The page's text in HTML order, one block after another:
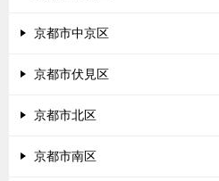
京都市中京区
京都市伏見区
京都市北区
京都市南区